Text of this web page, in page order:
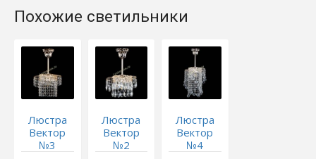
Похожие светильники
Люстра
Вектор
№3
Люстра
Вектор
№2
Люстра
Вектор
№4